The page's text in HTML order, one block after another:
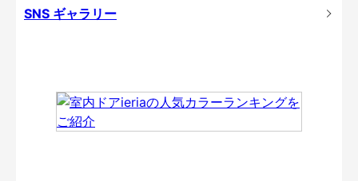
SNS ギャラリー